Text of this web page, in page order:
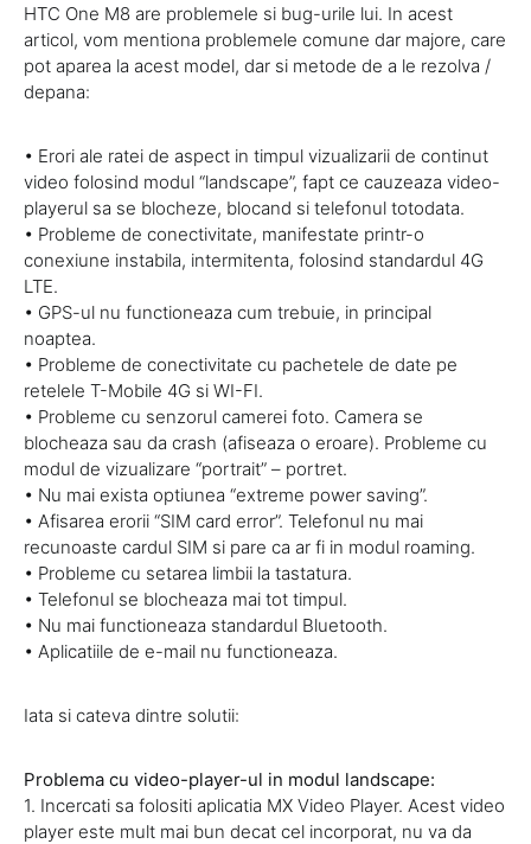
HTC One M8 are problemele si bug-urile lui. In acest
articol, vom mentiona problemele comune dar majore, care
pot aparea la acest model, dar si metode de a le rezolva /
depana:
• Erori ale ratei de aspect in timpul vizualizarii de continut
video folosind modul “landscape”, fapt ce cauzeaza video-
playerul sa se blocheze, blocand si telefonul totodata.
• Probleme de conectivitate, manifestate printr-o
conexiune instabila, intermitenta, folosind standardul 4G
LTE.
• GPS-ul nu functioneaza cum trebuie, in principal
noaptea.
• Probleme de conectivitate cu pachetele de date pe
retelele T-Mobile 4G si WI-FI.
• Probleme cu senzorul camerei foto. Camera se
blocheaza sau da crash (afiseaza o eroare). Probleme cu
modul de vizualizare “portrait” – portret.
• Nu mai exista optiunea “extreme power saving”.
• Afisarea erorii “SIM card error”. Telefonul nu mai
recunoaste cardul SIM si pare ca ar fi in modul roaming.
• Probleme cu setarea limbii la tastatura.
• Telefonul se blocheaza mai tot timpul.
• Nu mai functioneaza standardul Bluetooth.
• Aplicatiile de e-mail nu functioneaza.
Iata si cateva dintre solutii:
Problema cu video-player-ul in modul landscape:
1. Incercati sa folositi aplicatia MX Video Player. Acest video
player este mult mai bun decat cel incorporat, nu va da